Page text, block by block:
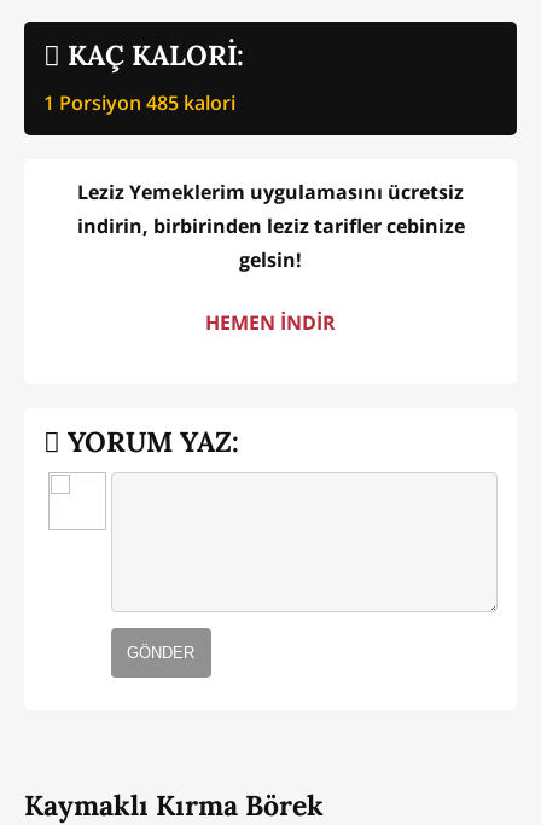
KAÇ KALORİ:
1 Porsiyon 485 kalori
Leziz Yemeklerim uygulamasını ücretsiz
indirin, birbirinden leziz tarifler cebinize
gelsin!
HEMEN İNDİR
YORUM YAZ:
GÖNDER
Kaymaklı Kırma Börek